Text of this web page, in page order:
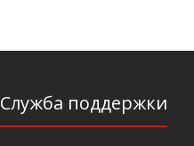
Служба поддержки